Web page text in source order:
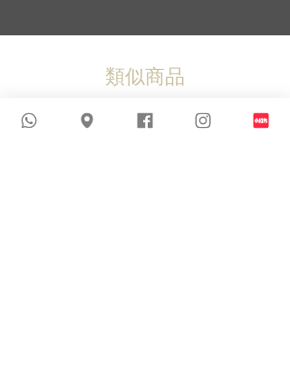
類似商品
新到貨品